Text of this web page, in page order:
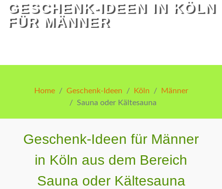
GESCHENK-IDEEN IN KÖLN
FÜR MÄNNER
Home Geschenk-Ideen Köln
Männer
Sauna oder Kältesauna
Geschenk-Ideen für Männer
in Köln aus dem Bereich
Sauna oder Kältesauna